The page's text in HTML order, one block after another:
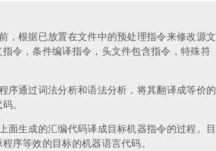
，根据已放置在文件中的预处理指令来修改源文
令，条件编译指令，头文件包含指令，特殊符
序通过词法分析和语法分析，将其翻译成等价的
。
面生成的汇编代码译成目标机器指令的过程。目
序等效的目标的机器语言代码。